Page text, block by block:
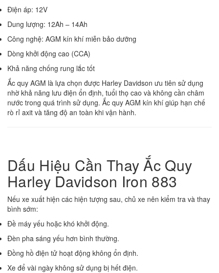
Điện áp: 12V
Dung lượng: 12Ah – 14Ah
Công nghệ: AGM kín khí miễn bảo dưỡng
Dòng khởi động cao (CCA)
Khả năng chống rung lắc tốt
Ắc quy AGM là lựa chọn được Harley Davidson ưu tiên sử dụng
nhờ khả năng lưu điện ổn định, tuổi thọ cao và không cần châm
nước trong quá trình sử dụng. Ắc quy AGM kín khí giúp hạn chế
rò rỉ axit và tăng độ an toàn khi vận hành.
Dấu Hiệu Cần Thay Ắc Quy
Harley Davidson Iron 883
Nếu xe xuất hiện các hiện tượng sau, chủ xe nên kiểm tra và thay
bình sớm:
Đề máy yếu hoặc khó khởi động.
Đèn pha sáng yếu hơn bình thường.
Đồng hồ điện tử hoạt động không ổn định.
Xe để vài ngày không sử dụng bị hết điện.